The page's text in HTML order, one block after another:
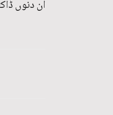
ان دنوں ڈاکٹر ذاکر نائیک